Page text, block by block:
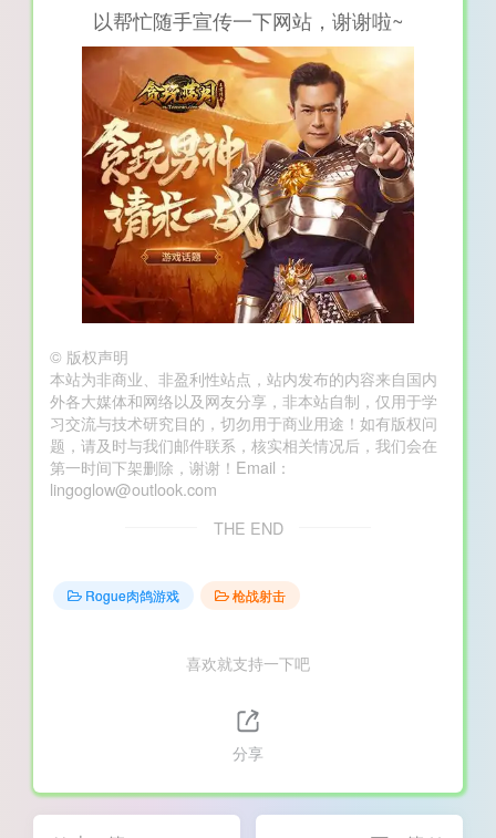
以帮忙随手宣传一下网站，谢谢啦~
© 版权声明
本站为非商业、非盈利性站点，站内发布的内容来自国内
外各大媒体和网络以及网友分享，非本站自制，仅用于学
习交流与技术研究目的，切勿用于商业用途！如有版权问
题，请及时与我们邮件联系，核实相关情况后，我们会在
第一时间下架删除，谢谢！Email：
lingoglow@outlook.com
THE END
Rogue肉鸽游戏 枪战射击
喜欢就支持一下吧
分享